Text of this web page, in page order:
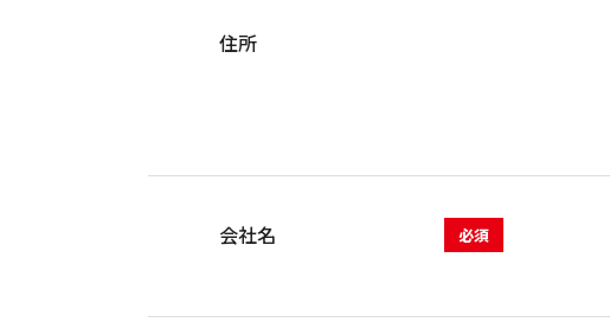
住所
会社名 必須